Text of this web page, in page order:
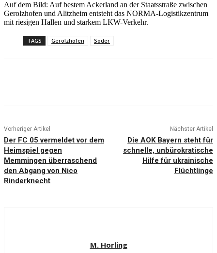
Auf dem Bild: Auf bestem Ackerland an der Staatsstraße zwischen
Gerolzhofen und Alitzheim entsteht das NORMA-Logistikzentrum
mit riesigen Hallen und starkem LKW-Verkehr.
TAGS Gerolzhofen Söder
Vorheriger Artikel
Der FC 05 vermeldet vor dem
Heimspiel gegen
Memmingen überraschend
den Abgang von Nico
Rinderknecht
Nächster Artikel
Die AOK Bayern steht für
schnelle, unbürokratische
Hilfe für ukrainische
Flüchtlinge
M. Horling